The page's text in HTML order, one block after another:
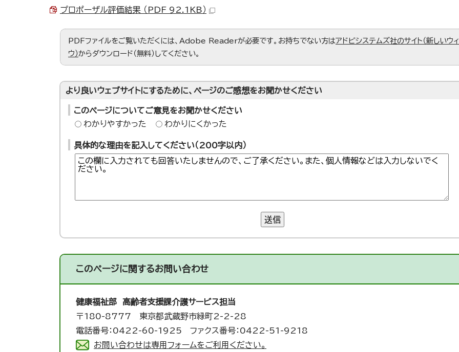
プロポーザル評価結果 （PDF 92.1KB）
PDFファイルをご覧いただくには、Adobe Readerが必要です。お持ちでない方はアドビシステムズ社のサイト（新しいウ
ウ）からダウンロード（無料）してください。
より良いウェブサイトにするために、ページのご感想をお聞かせください
このページについてご意見をお聞かせください
わかりやすかった
わかりにくかった
具体的な理由を記入してください（200字以内）
送信
このページに関するお問い合わせ
健康福祉部 高齢者支援課介護サービス担当
〒180-8777 東京都武蔵野市緑町2-2-28
電話番号：0422-60-1925 ファクス番号：0422-51-9218
お問い合わせは専用フォームをご利用ください。